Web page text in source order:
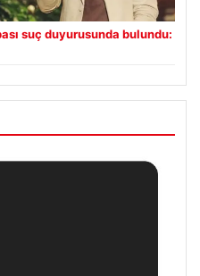
suç duyurusunda bulundu: